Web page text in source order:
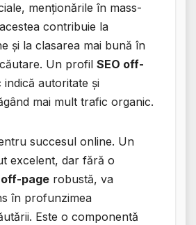
menționările în mass-
contribuie la
și la clasarea mai bună în
Un profil SEO off-
indică autoritate și
mai mult trafic organic.
succesul online. Un
excelent, dar fără o
off-page robustă, va
în profunzimea
Este o componentă